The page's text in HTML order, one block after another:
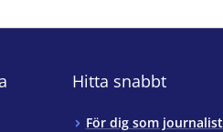
Hitta snabbt
För dig som journalist